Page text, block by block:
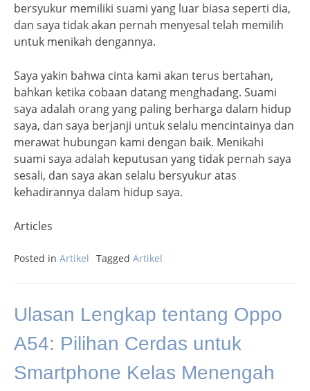
bersyukur memiliki suami yang luar biasa seperti dia,
dan saya tidak akan pernah menyesal telah memilih
untuk menikah dengannya.
Saya yakin bahwa cinta kami akan terus bertahan,
bahkan ketika cobaan datang menghadang. Suami
saya adalah orang yang paling berharga dalam hidup
saya, dan saya berjanji untuk selalu mencintainya dan
merawat hubungan kami dengan baik. Menikahi
suami saya adalah keputusan yang tidak pernah saya
sesali, dan saya akan selalu bersyukur atas
kehadirannya dalam hidup saya.
Articles
Posted in Artikel Tagged Artikel
Ulasan Lengkap tentang Oppo
A54: Pilihan Cerdas untuk
Smartphone Kelas Menengah